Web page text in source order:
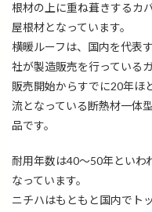
根材の上に重ね葺きするカ
屋根材となっています。
横暖ルーフは、国内を代表
社が製造販売を行っている
販売開始からすでに20年ほ
流となっている断熱材一体
品です。
耐用年数は40～50年といわ
なっています。
ニチハはもともと国内でト